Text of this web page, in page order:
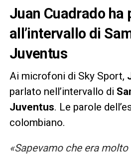
Juan Cuadrado ha
all’intervallo di
Juventus
Ai microfoni di Sky Sport,
parlato nell’intervallo di
Juventus. Le parole
colombiano.
«Sapevamo che era